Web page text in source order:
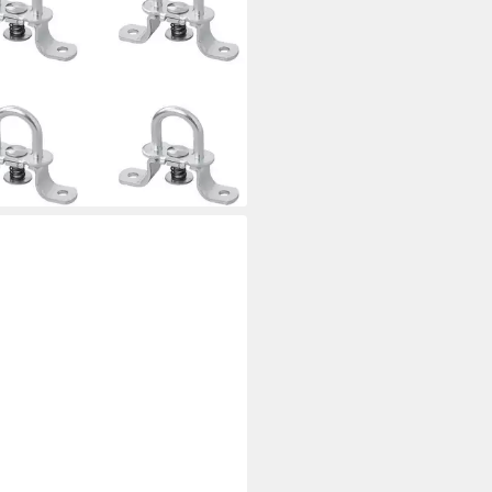
für Anhänger & Zurrgurte
(4-St), universell einsetzbar